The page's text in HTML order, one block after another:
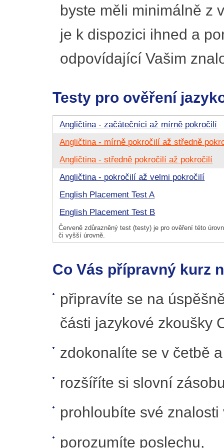
byste měli minimálně z
je k dispozici ihned a
odpovídající Vašim
Testy pro ověření
Angličtina - začátečníci až mírně pokročilí
Angličtina - mírně pokročilí až středně
Angličtina - středně pokročilí až pokročilí
Angličtina - pokročilí až velmi pokročilí
English Placement Test A
English Placement Test B
Červeně zdůrazněný test (testy) je pro ověření této
či vyšší úrovně.
Co Vás přípravný kurz
připravíte se na
části jazykové zkoušky
zdokonalíte se v četbě
rozšíříte si slovní
prohloubíte své znalosti
porozumíte poslechu,